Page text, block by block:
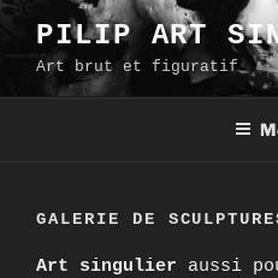
Aller
contenu
principal
PILIP ART
Art brut et figuratif
GALERIE DE
Art singulier aussi